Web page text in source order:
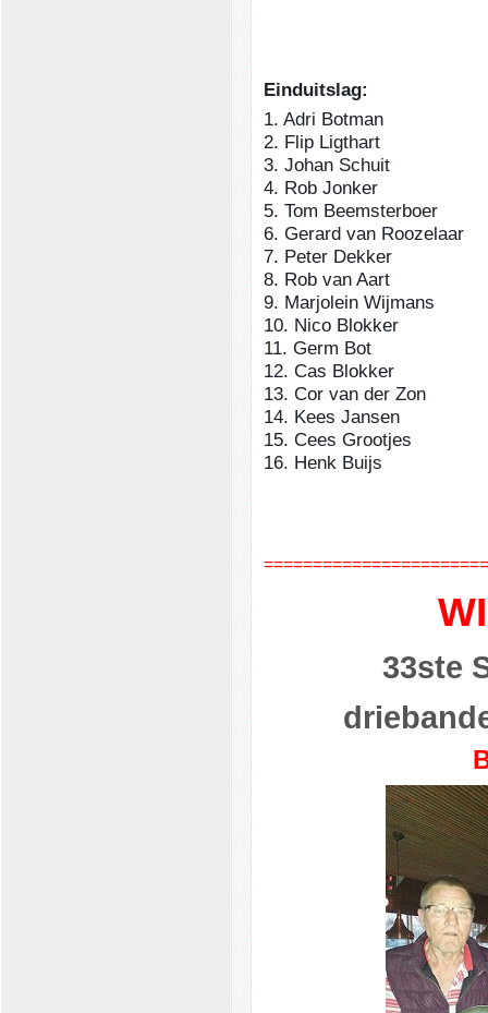
Einduitslag:
1. Adri Botman
2. Flip
3. Johan
4. Rob Jonker
5. Tom
6. Gerard van
7. Peter Dekker
8. Rob van
9. Marjolein
10. Nico Blokker
11. Germ
12. Cas Blokker
13. Cor van der
14. Kees Jansen
15. Cees
16. Henk Buijs
33ste